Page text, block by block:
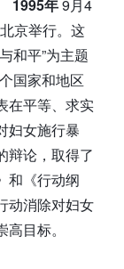
1995年9月4
京举行。这
和平”为主题
国家和地区
在平等、求实
妇女施行暴
辩论，取得了
和《行动纲
动消除对妇女
目标。